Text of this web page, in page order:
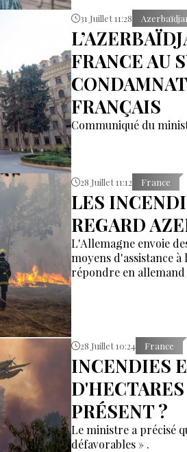
31 Juillet 11:28
FRANCE AU
FRANÇAIS
Communiqué du
28 Juillet 11:12 France
LES
REGARD
L'Allemagne envoie
moyens d'assistance
répondre en allemand
28 Juillet 10:24 France
INCENDIES
PRÉSENT ?
Le ministre a précisé
défavorables » .